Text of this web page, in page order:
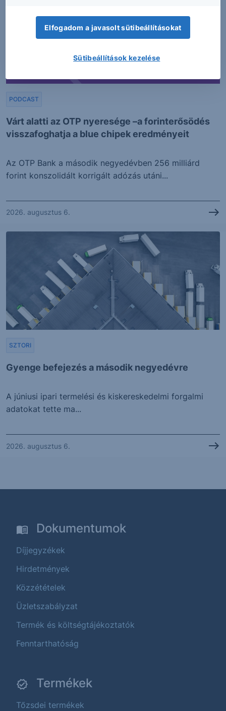
Várt alatti az OTP nyeresége –a forinterősödés
visszafoghatja a blue chipek eredményeit
PODCAST
Az OTP Bank a második negyedévben 256 milliárd
forint konszolidált korrigált adózás utáni...
2026. augusztus 6.
Gyenge befejezés a második negyedévre
SZTORI
A júniusi ipari termelési és kiskereskedelmi forgalmi
adatokat tette ma...
2026. augusztus 6.
Dokumentumok
Díjjegyzékek
Hirdetmények
Közzétételek
Üzletszabályzat
Termék és költségtájékoztatók
Fenntarthatóság
Termékek
Tőzsdei termékek
Elfogadom a javasolt sütibeállításokat
Sütibeállítások kezelése